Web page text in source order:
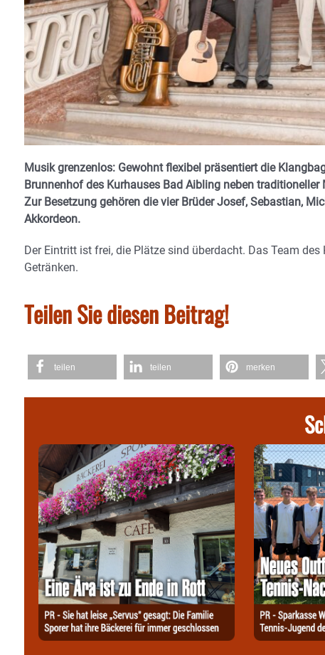
Musik grenzenlos: Gewohnt flexibel präsentiert die
Brunnenhof des Kurhauses Bad Aibling neben
Zur Besetzung gehören die vier Brüder Josef, Sebastian,
Akkordeon.
Der Eintritt ist frei, die Plätze sind überdacht. Das Team
Getränken.
Teilen Sie diesen Beitrag!
teilen teilen merken